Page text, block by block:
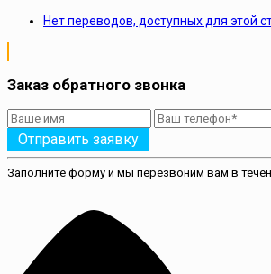
Нет переводов, доступных для этой
Заказ обратного звонка
Отправить заявку
Заполните форму и мы перезвоним вам в